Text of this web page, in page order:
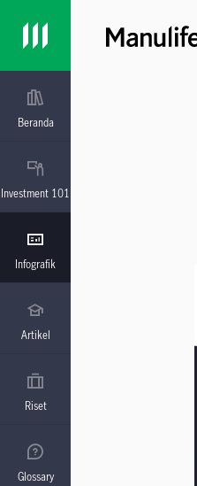
Beranda
Investment 101
Infografik
Artikel
Riset
Glossary